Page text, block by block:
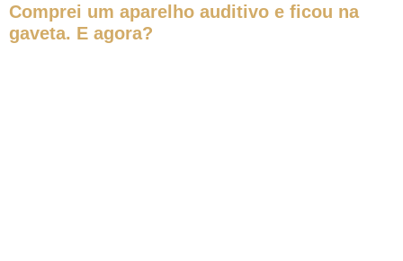
Comprei um aparelho auditivo e ficou na
gaveta. E agora?